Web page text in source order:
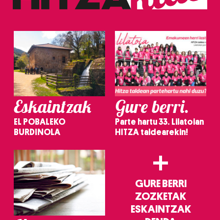
erabiltzeko baimen esplizitua ematen diguzu. Gehiago
Eskaintzak
EL POBALEKO
BURDINOLA
Gure berri.
Parte hartu 33. Lilatoian
HITZA taldearekin!
+
GURE BERRI
ZOZKETAK
ESKAINTZAK